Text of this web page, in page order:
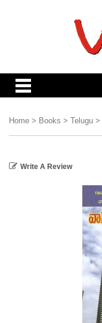
Home > Books > Telugu >
Write A Review